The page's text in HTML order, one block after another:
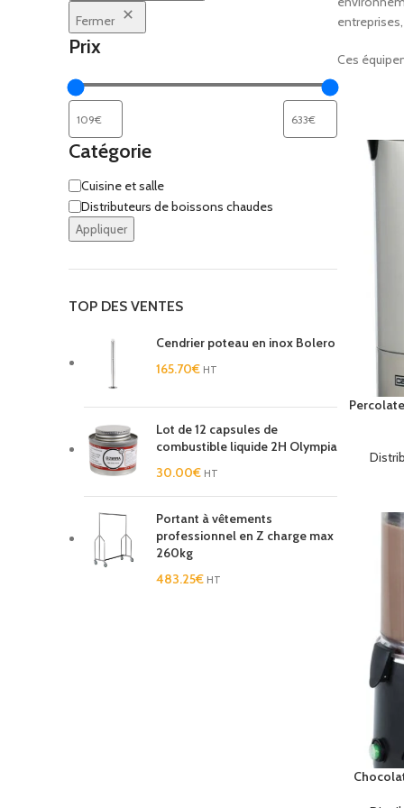
Fermer
Prix
Catégorie
Cuisine et salle
Distributeurs de boissons chaudes
Appliquer
TOP DES VENTES
Cendrier poteau en inox Bolero
165.70€ HT
Lot de 12 capsules de
combustible liquide 2H Olympia
30.00€ HT
Portant à vêtements
professionnel en Z charge max
260kg
483.25€ HT
Ces